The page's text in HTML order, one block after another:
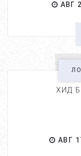
АВГ
ХИД
АВГ